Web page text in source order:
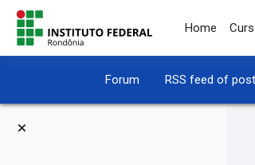
Skip to main content
Home
Forum RSS feed of